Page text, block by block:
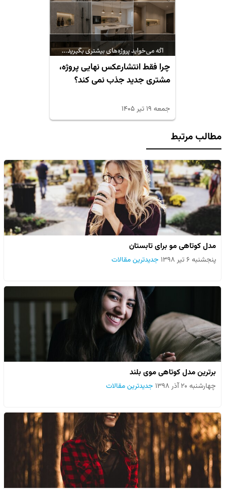
چرا فقط انتشارعکس نهایی پروژه،
مشتری جدید جذب نمی کند؟
جمعه ۱۹ تیر ۱۴۰۵
مطالب مرتبط
مدل کوتاهی مو برای تابستان
پنجشنبه ۶ تیر ۱۳۹۸ جدیدترین مقالات
برترین مدل کوتاهی موی بلند
چهارشنبه ۲۰ آذر ۱۳۹۸ جدیدترین مقالات